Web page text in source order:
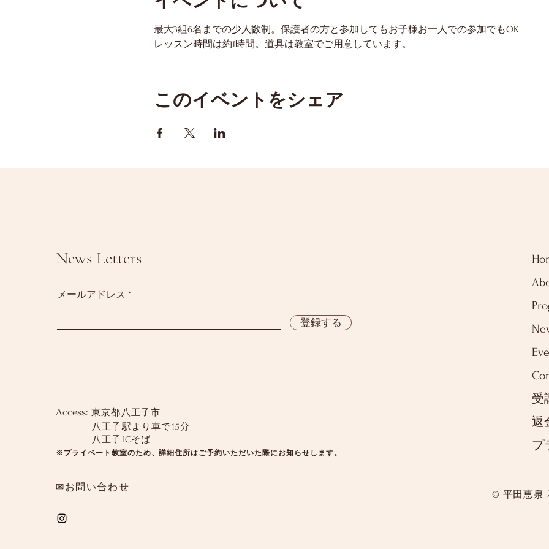
最大3組6名までの少人数制。保護者の方と参加してもお子様お一人での参加でもOK
レッスン時間は約1時間。道具は教室でご用意しています。
このイベントをシェア
News Letters
メールアドレス
登録する
Access: 東京都八王子市
八王子駅より車で15分
八王子ICそば
※プライベート教室のため、詳細住所はご予約いただいた際にお知らせします。
✉お問い合わせ
受
返
プ
© 平田恵泉